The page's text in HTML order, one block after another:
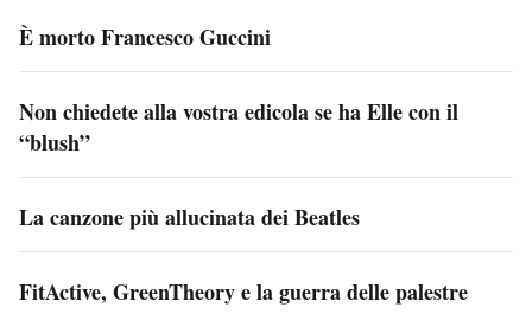
È morto Francesco Guccini
Non chiedete alla vostra edicola se ha Elle con il
“blush”
La canzone più allucinata dei Beatles
FitActive, GreenTheory e la guerra delle palestre